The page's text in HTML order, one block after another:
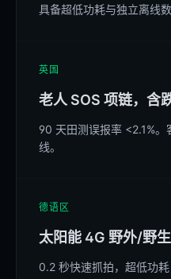
具备超低功耗与独立离线数
英国
老人 SOS 项链，含
90 天田测误报率 <2.1%
线。
德语区
太阳能 4G 野外/野
0.2 秒快速抓拍，超低功